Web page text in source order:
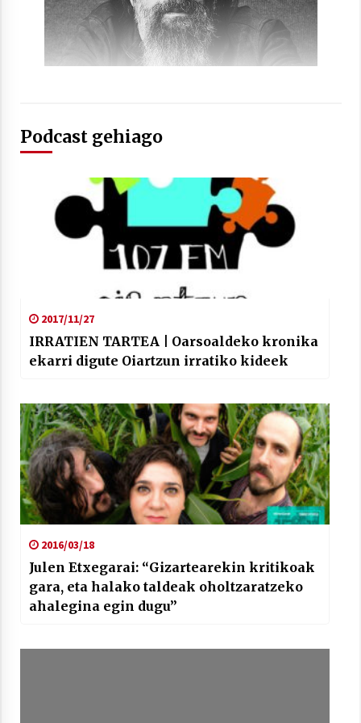
2021/06/30
Podcast gehiago
2017/11/27
IRRATIEN TARTEA | Oarsoaldeko kronika
ekarri digute Oiartzun irratiko kideek
2016/03/18
Julen Etxegarai: “Gizartearekin kritikoak
gara, eta halako taldeak oholtzaratzeko
ahalegina egin dugu”